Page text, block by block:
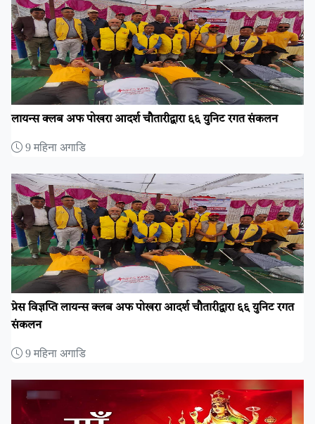
लायन्स क्लब अफ पोखरा आदर्श चौतारीद्वारा ६६ युनिट रगत संकलन
9 महिना अगाडि
प्रेस विज्ञप्ति लायन्स क्लब अफ पोखरा आदर्श चौतारीद्वारा ६६ युनिट रगत
संकलन
9 महिना अगाडि